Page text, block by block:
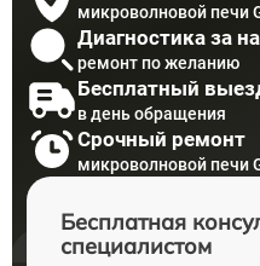
микроволновой печи
Диагностика за
ремонт по желанию
Бесплатный
в день обращения
Срочный ремонт
микроволновой печи
Бесплатная
специалистом